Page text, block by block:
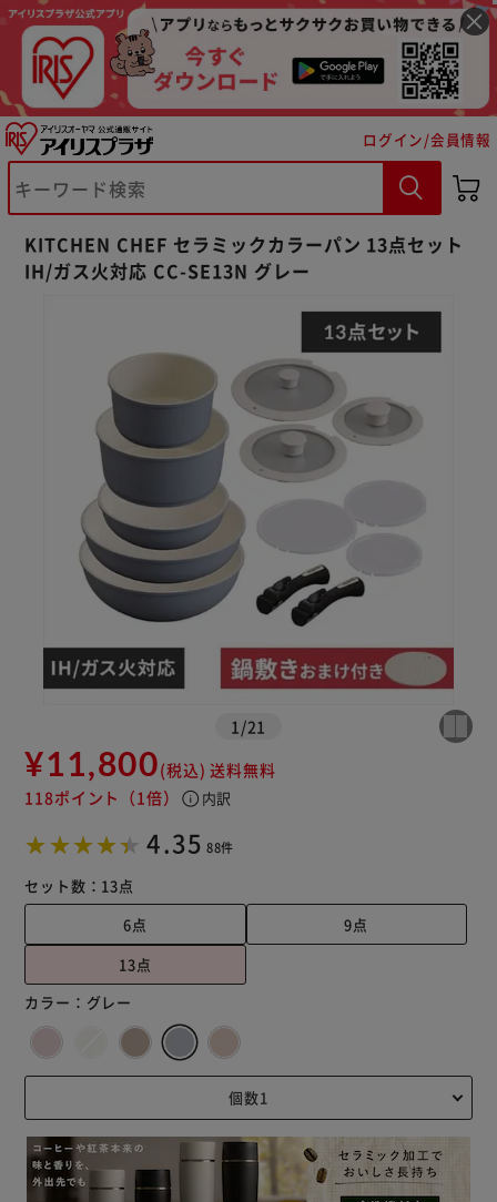
ログイン/会員情報
KITCHEN CHEF セラミックカラーパン 13点セット
IH/ガス火対応 CC-SE13N グレー
1 /21
¥11,800(税込) 送料無料
118ポイント （1倍） info 内訳
4.35 88件
セット数： 13点
6点
9点
13点
カラー： グレー
※ご確認ください
カートに入れる 購入手続きへ